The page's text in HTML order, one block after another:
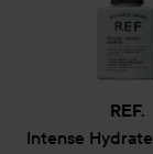
REF.
Intense Hydrate